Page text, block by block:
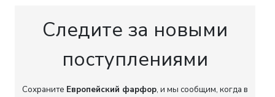
наименование «мейсенский букет». Состояние
отличное. Высота - 15.2 см, размер основания
- 6.0х6.0 см. Стандартная производственная
марка Мейсена. Марка мануфактуры
представлена на дне предмета, рисованная
Следите за новыми
поступлениями
Сохраните Европейский фарфор, и мы сообщим, когда в